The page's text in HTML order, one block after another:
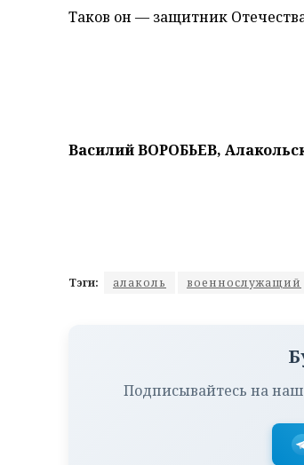
Таков он — защитник
Василий ВОРОБЬЕВ,
Тэги: алаколь военнослужащий
Подписывайтесь на